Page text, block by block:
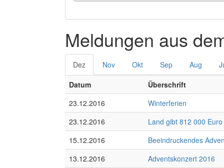
Meldungen aus
Dez Nov Okt Sep Aug
Datum
Überschrift
23.12.2016
Winterferien
23.12.2016
Land gibt 812 000
15.12.2016
Beeindruckendes
13.12.2016
Adventskonzert 2016